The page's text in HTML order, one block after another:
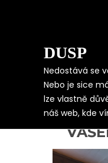
DUSP
Nedostává se
Nebo je sice
lze vlastně
náš web, kde